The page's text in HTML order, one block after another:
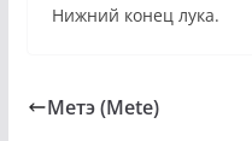
Нижний конец лука.
Метэ (Mete)